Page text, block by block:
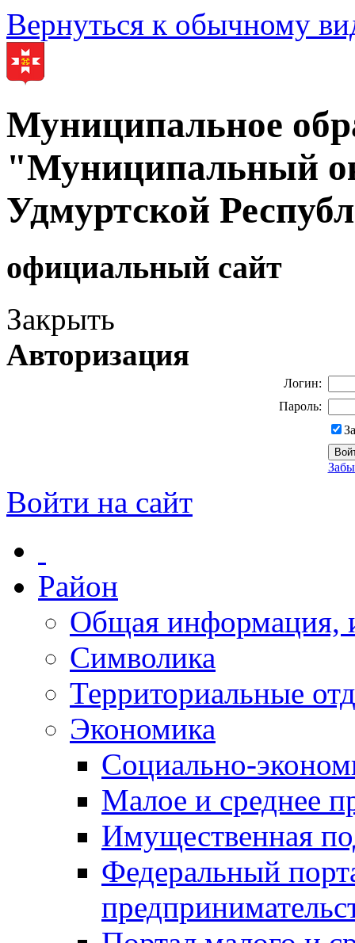
Вернуться к обычному
Муниципальное
"Муниципальный
Удмуртской
официальный сайт
Закрыть
Авторизация
Логин:
Пароль:
Войти на сайт
Район
Общая информация,
Символика
Территориальные
Экономика
Социально-
Малое и среднее
Имущественная
Федеральный